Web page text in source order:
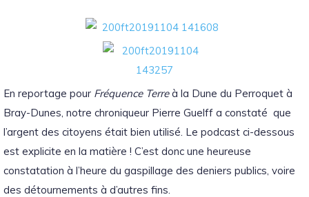
En reportage pour Fréquence Terreà la Dune du Perroquet à
Bray-Dunes, notre chroniqueur Pierre Guelff a constaté que
l’argent des citoyens était bien utilisé. Le podcast ci-dessous
est explicite en la matière ! C’est donc une heureuse
constatation à l’heure du gaspillage des deniers publics, voire
des détournements à d’autres fins.